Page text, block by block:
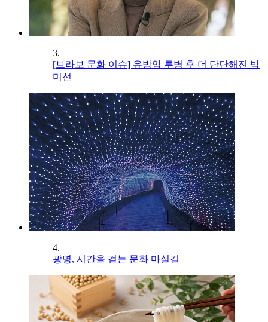
3.
[브라보 문화 이슈] 유방암 투병 후 더 단단해진 박
미선
4.
광명, 시간을 걷는 문화 마실길